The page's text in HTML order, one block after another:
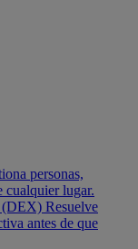
personas,
cualquier lugar.
(DEX) Resuelve
antes de que